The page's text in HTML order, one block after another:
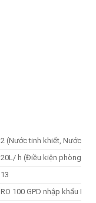
2 (Nước tinh khiết, Nước
20L/ h (Điều kiện phòng
13
RO 100 GPD nhập khẩu Hàn